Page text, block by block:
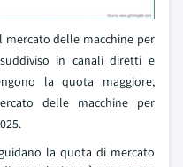
mercato delle macchine per
in canali diretti e
la quota maggiore,
delle macchine per
la quota di mercato